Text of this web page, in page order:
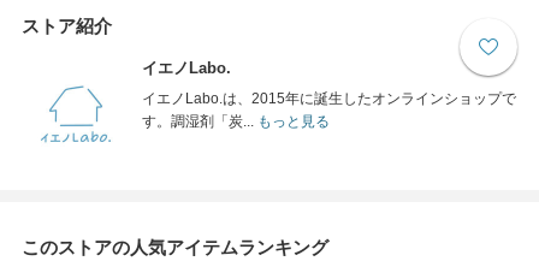
ストア紹介
イエノLabo.
イエノLabo.は、2015年に誕生したオンラインショップで
す。調湿剤「炭...もっと見る
このストアの人気アイテムランキング